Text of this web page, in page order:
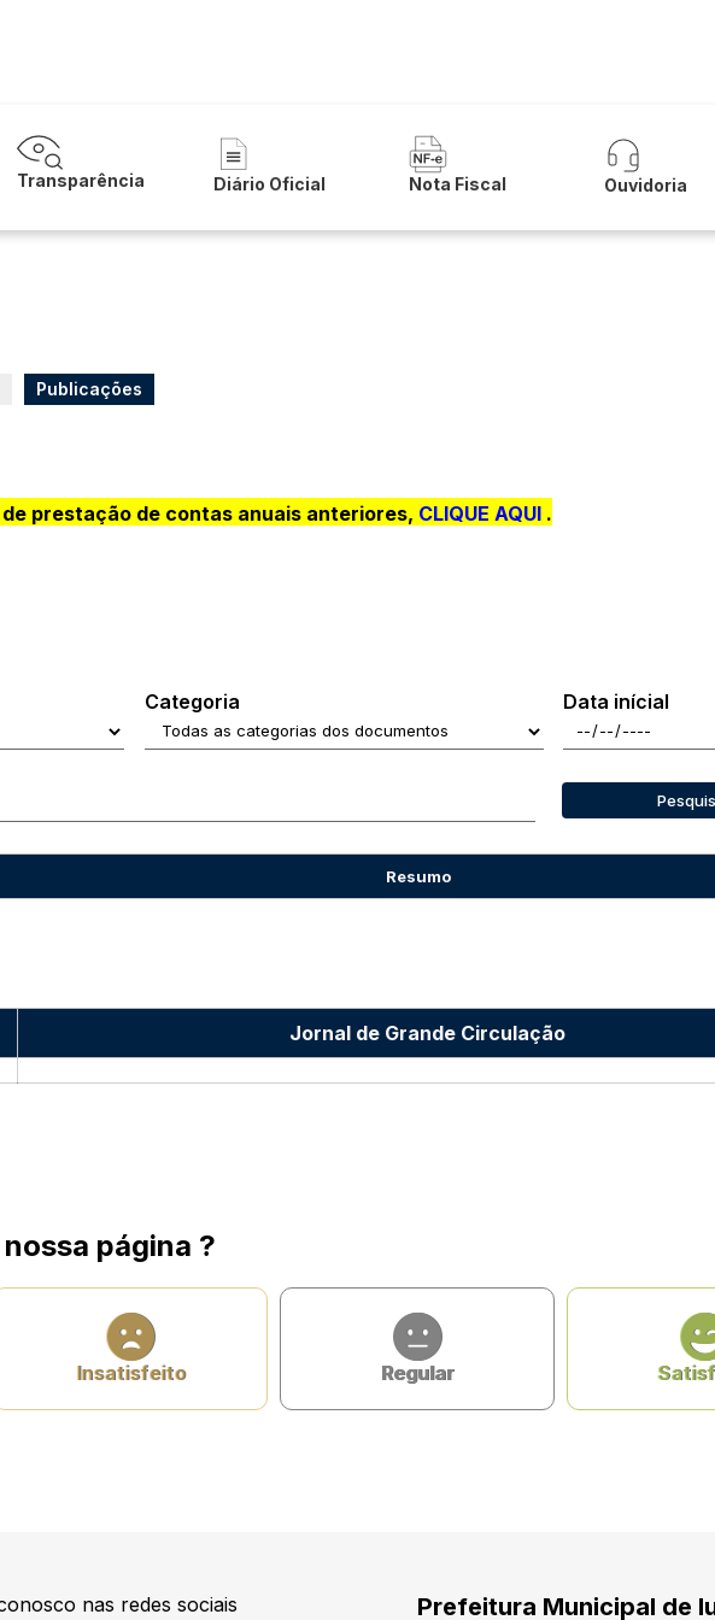
Transparência Diário Oficial Nota Fiscal Ouvidoria
Publicações
prestação de contas anuais anteriores, CLIQUE AQUI .
Categoria Data inícial
Resumo
Jornal de Grande Circulação
página ?
Insatisfeito Regular
nas redes sociais Prefeitura Municipal de